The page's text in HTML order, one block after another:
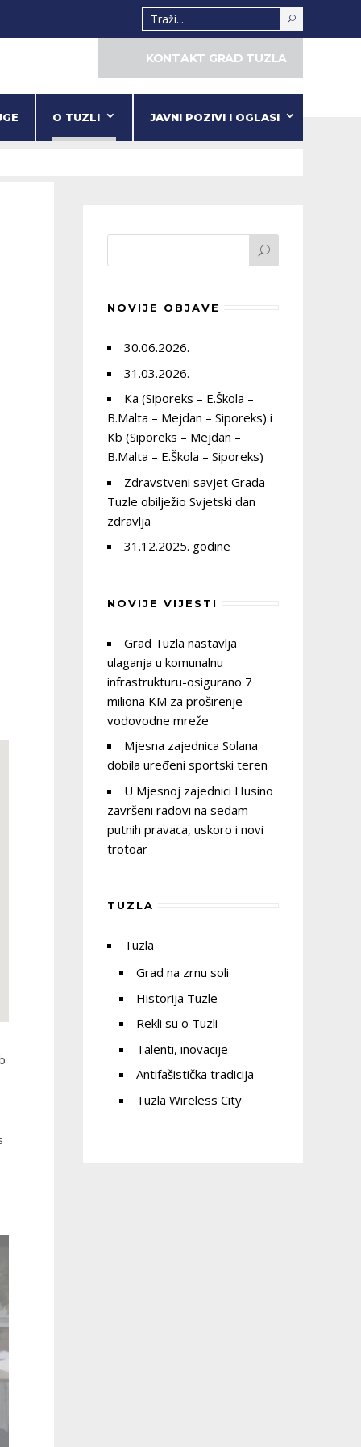
KONTAKT GRAD TUZLA
O TUZLI JAVNI POZIVI I OGLASI
NOVIJE OBJAVE
30.06.2026.
31.03.2026.
Ka (Siporeks – E.Škola –
B.Malta – Mejdan – Siporeks) i
Kb (Siporeks – Mejdan –
B.Malta – E.Škola – Siporeks)
Zdravstveni savjet Grada
Tuzle obilježio Svjetski dan
zdravlja
31.12.2025. godine
NOVIJE VIJESTI
Grad Tuzla nastavlja
ulaganja u komunalnu
infrastrukturu-osigurano 7
miliona KM za proširenje
vodovodne mreže
Mjesna zajednica Solana
dobila uređeni sportski teren
U Mjesnoj zajednici Husino
završeni radovi na sedam
putnih pravaca, uskoro i novi
trotoar
TUZLA
Tuzla
Grad na zrnu soli
Historija Tuzle
Rekli su o Tuzli
Talenti, inovacije
Antifašistička tradicija
Tuzla Wireless City